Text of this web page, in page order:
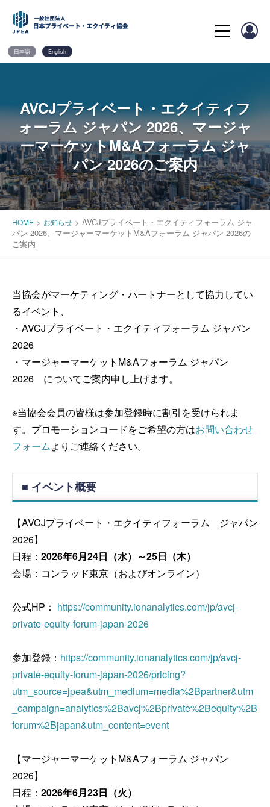
content
日本語 English
AVCJプライベート・エクイティフ
ォーラム ジャパン 2026、マージャ
ーマーケットM&Aフォーラム ジャ
パン 2026のご案内
HOME > お知らせ > AVCJプライベート・エクイティフォーラム ジャ
パン 2026、マージャーマーケットM&Aフォーラム ジャパン 2026の
ご案内
当協会がマーケティング・パートナーとして協力してい
るイベント、
・AVCJプライベート・エクイティフォーラム ジャパン
2026
・マージャーマーケットM&Aフォーラム ジャパン
2026 についてご案内申し上げます。
※当協会会員の皆様は参加登録時に割引を受けられま
す。プロモーションコードをご希望の方はお問い合わせ
フォームよりご連絡ください。
■ イベント概要
【AVCJプライベート・エクイティフォーラム ジャパン
2026】
日程： 2026年6月24日（水）～25日（木）
会場：コンラッド東京（およびオンライン）
公式HP： https://community.ionanalytics.com/jp/avcj-
private-equity-forum-japan-2026
参加登録： https://community.ionanalytics.com/jp/avcj-
private-equity-forum-japan-2026/pricing?
utm_source=jpea&utm_medium=media%2Bpartner&utm
_campaign=analytics%2Bavcj%2Bprivate%2Bequity%2B
forum%2Bjapan&utm_content=event
【マージャーマーケットM&Aフォーラム ジャパン
2026】
日程： 2026年6月23日（火）